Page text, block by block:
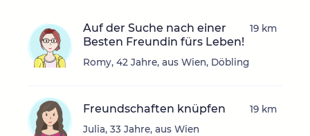
Auf der Suche nach einer
Besten Freundin fürs Leben!
Romy, 42 Jahre, aus Wien, Döbling
19 km
Freundschaften knüpfen
Julia, 33 Jahre, aus Wien
19 km